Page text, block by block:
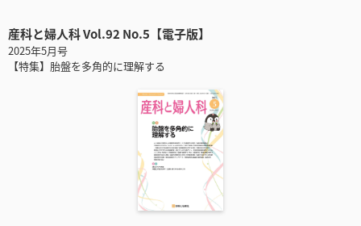
産科と婦人科 Vol.92 No.5【電子版】
2025年5月号
【特集】胎盤を多角的に理解する